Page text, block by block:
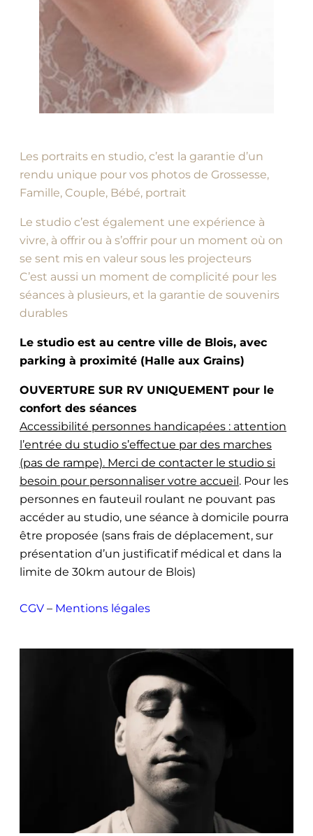
Les portraits en studio, c’est la garantie d’un
rendu unique pour vos photos de Grossesse,
Famille, Couple, Bébé, portrait
Le studio c’est également une expérience à
vivre, à offrir ou à s’offrir pour un moment où on
se sent mis en valeur sous les projecteurs
C’est aussi un moment de complicité pour les
séances à plusieurs, et la garantie de souvenirs
durables
Le studio est au centre ville de Blois, avec
parking à proximité (Halle aux Grains)
OUVERTURE SUR RV UNIQUEMENT pour le
confort des séances
Accessibilité personnes handicapées : attention
l’entrée du studio s’effectue par des marches
(pas de rampe). Merci de contacter le studio si
besoin pour personnaliser votre accueil . Pour les
personnes en fauteuil roulant ne pouvant pas
accéder au studio, une séance à domicile pourra
être proposée (sans frais de déplacement, sur
présentation d’un justificatif médical et dans la
limite de 30km autour de Blois)
CGV – Mentions légales